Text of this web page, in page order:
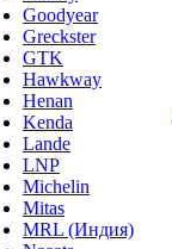
Goodyear
Greckster
GTK
Hawkway
Henan
Kenda
Lande
LNP
Michelin
Mitas
MRL (Индия)